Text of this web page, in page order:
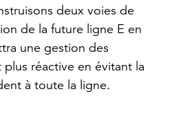
deux voies de
de la future ligne E en
une gestion des
réactive en évitant la
à toute la ligne.